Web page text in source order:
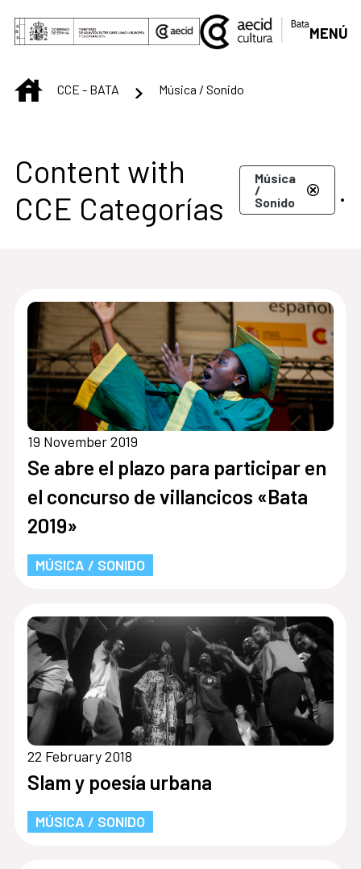
Skip to Main Content
MENÚ
INICIOCCE - BATA Música / Sonido
Centro Cultural de
Content with
CCE Categorías
Música
/
Sonido .
19 November 2019
Se abre el plazo para participar en
el concurso de villancicos «Bata
2019»
MÚSICA / SONIDO
22 February 2018
Slam y poesía urbana
MÚSICA / SONIDO